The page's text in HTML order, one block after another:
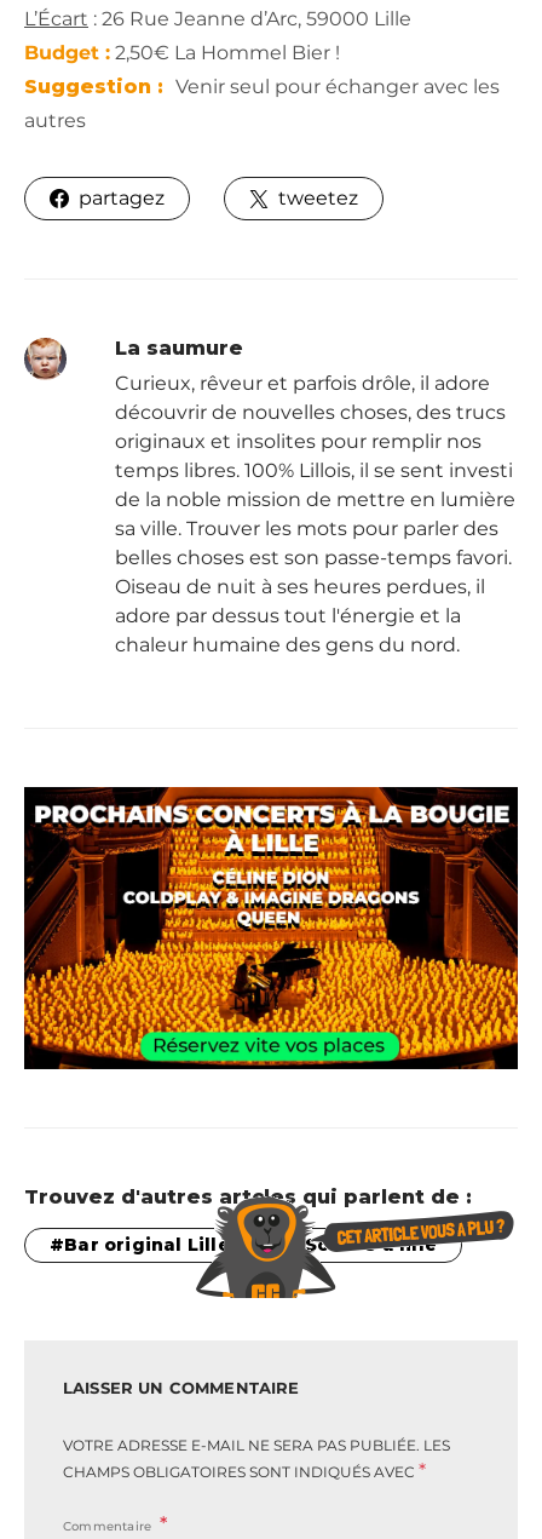
L’Écart : 26 Rue Jeanne d’Arc, 59000 Lille
Budget : 2,50€ La Hommel Bier !
Suggestion : Venir seul pour échanger avec les
autres
partagez tweetez
La saumure
Curieux, rêveur et parfois drôle, il adore
découvrir de nouvelles choses, des trucs
originaux et insolites pour remplir nos
temps libres. 100% Lillois, il se sent investi
de la noble mission de mettre en lumière
sa ville. Trouver les mots pour parler des
belles choses est son passe-temps favori.
Oiseau de nuit à ses heures perdues, il
adore par dessus tout l'énergie et la
chaleur humaine des gens du nord.
Trouvez d'autres artcles qui parlent de :
Bar original Lille Sorties à lille
LAISSER UN COMMENTAIRE
VOTRE ADRESSE E-MAIL NE SERA PAS PUBLIÉE. LES
CHAMPS OBLIGATOIRES SONT INDIQUÉS AVEC *
Commentaire